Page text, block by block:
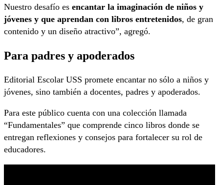
Nuestro desafío es encantar la imaginación de niños y
jóvenes y que aprendan con libros entretenidos, de gran
contenido y un diseño atractivo”, agregó.
Para padres y apoderados
Editorial Escolar USS promete encantar no sólo a niños y
jóvenes, sino también a docentes, padres y apoderados.
Para este público cuenta con una colección llamada
“Fundamentales” que comprende cinco libros donde se
entregan reflexiones y consejos para fortalecer su rol de
educadores.